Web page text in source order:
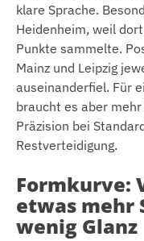
klare Sprache.
Heidenheim, weil
Punkte sammelte.
Mainz und Leipzig
auseinanderfiel. Für
braucht es aber
Präzision bei
Restverteidigung.
Formkurve:
etwas mehr
wenig Glanz